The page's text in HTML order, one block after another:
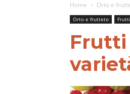
Home Orto e
Orto e frutteto
Frutti